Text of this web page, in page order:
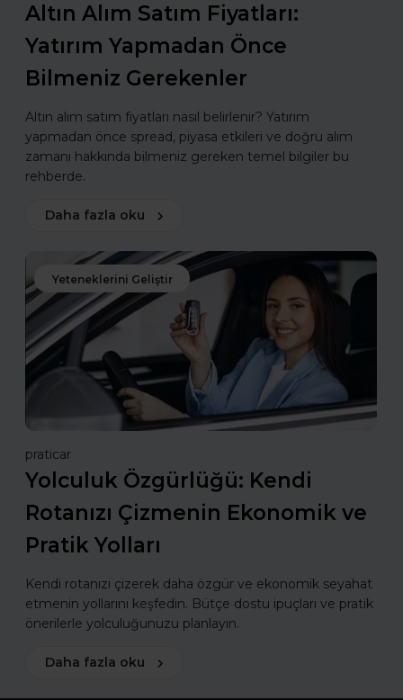
Altın Alım Satım Fiyatları:
Yatırım Yapmadan Önce
Bilmeniz Gerekenler
Altın alım satım fiyatları nasıl belirlenir? Yatırım
yapmadan önce spread, piyasa etkileri ve doğru alım
zamanı hakkında bilmeniz gereken temel bilgiler bu
rehberde.
Daha fazla oku
Yeteneklerini Geliştir
praticar
Yolculuk Özgürlüğü: Kendi
Rotanızı Çizmenin Ekonomik ve
Pratik Yolları
Kendi rotanızı çizerek daha özgür ve ekonomik seyahat
etmenin yollarını keşfedin. Bütçe dostu ipuçları ve pratik
önerilerle yolculuğunuzu planlayın.
Daha fazla oku